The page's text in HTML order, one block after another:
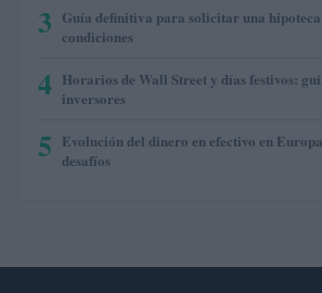
3 Guía definitiva para solicitar una
condiciones
4 Horarios de Wall Street y días festivos:
inversores
5 Evolución del dinero en efectivo en
desafíos